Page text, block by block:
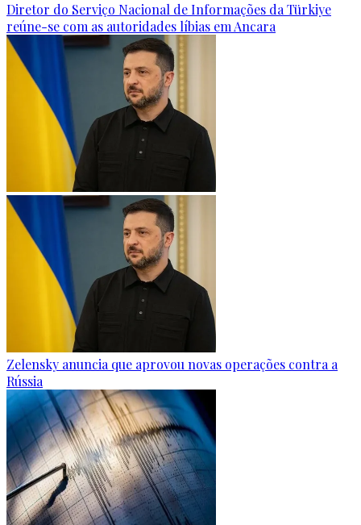
Diretor do Serviço Nacional de Informações da Türkiye
reúne-se com as autoridades líbias em Ancara
Zelensky anuncia que aprovou novas operações contra a
Rússia